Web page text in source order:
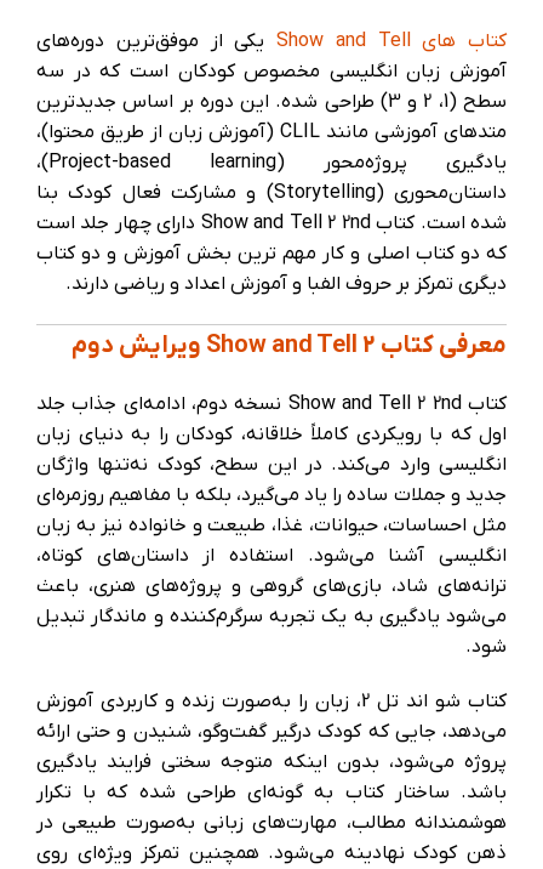
کتاب های Show and Tell
یکی از موفق‌ترین دوره‌های
آموزش زبان انگلیسی مخصوص کودکان است که در سه
سطح (1، 2 و 3) طراحی شده. این دوره بر اساس جدیدترین
متدهای آموزشی مانند CLIL (آموزش زبان از طریق محتوا)،
یادگیری پروژه‌محور (Project-based learning)،
داستان‌محوری (Storytelling) و مشارکت فعال کودک بنا
شده است. کتاب Show and Tell 2 2nd دارای چهار جلد است
که دو کتاب اصلی و کار مهم ترین بخش آموزش و دو کتاب
دیگری تمرکز بر حروف الفبا و آموزش اعداد و ریاضی دارند.
معرفی کتاب Show and Tell 2 ویرایش دوم
کتاب Show and Tell 2 2nd نسخه دوم، ادامه‌ای جذاب جلد
اول که با رویکردی کاملاً خلاقانه، کودکان را به دنیای زبان
انگلیسی وارد می‌کند. در این سطح، کودک نه‌تنها واژگان
جدید و جملات ساده را یاد می‌گیرد، بلکه با مفاهیم روزمره‌ای
مثل احساسات، حیوانات، غذا، طبیعت و خانواده نیز به زبان
انگلیسی آشنا می‌شود. استفاده از داستان‌های کوتاه،
ترانه‌های شاد، بازی‌های گروهی و پروژه‌های هنری، باعث
می‌شود یادگیری به یک تجربه سرگرم‌کننده و ماندگار تبدیل
شود.
کتاب شو اند تل 2، زبان را به‌صورت زنده و کاربردی آموزش
می‌دهد، جایی که کودک درگیر گفت‌وگو، شنیدن و حتی ارائه
پروژه می‌شود، بدون اینکه متوجه سختی فرایند یادگیری
باشد. ساختار کتاب به گونه‌ای طراحی شده که با تکرار
هوشمندانه مطالب، مهارت‌های زبانی به‌صورت طبیعی در
ذهن کودک نهادینه می‌شود. همچنین تمرکز ویژه‌ای روی